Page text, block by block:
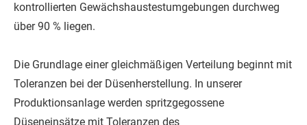
kontrollierten Gewächshaustestumgebungen durchweg
über 90 % liegen.
Die Grundlage einer gleichmäßigen Verteilung beginnt mit
Toleranzen bei der Düsenherstellung. In unserer
Produktionsanlage werden spritzgegossene
Düseneinsätze mit Toleranzen des